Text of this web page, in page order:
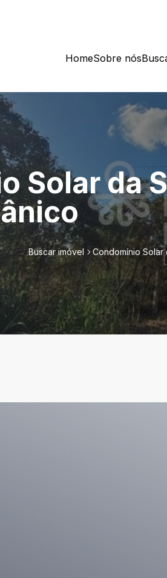
HomeSobre nós
Solar da
Buscar imóvel Condomínio